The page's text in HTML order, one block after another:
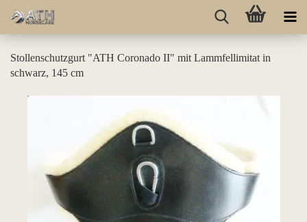
Stollenschutzgurt "ATH Coronado II" mit Lammfellimitat in
schwarz, 145 cm